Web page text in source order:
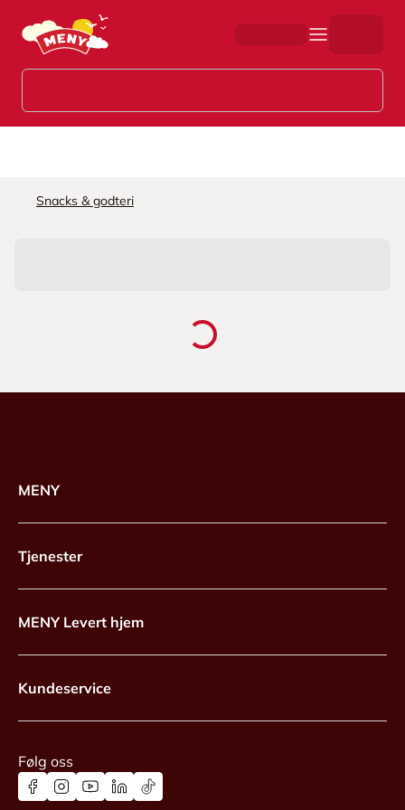
Hopp til hovedinnhold
Snacks & godteri
MENY
Tjenester
MENY Levert hjem
Kundeservice
Følg oss